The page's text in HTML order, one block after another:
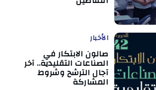
الأخبار
صالون الابتكار في
الصناعات التقليدية.. آخر
آجال الترشح وشروط
المشاركة